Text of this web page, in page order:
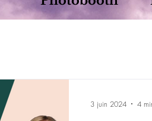
3 juin 2024 4